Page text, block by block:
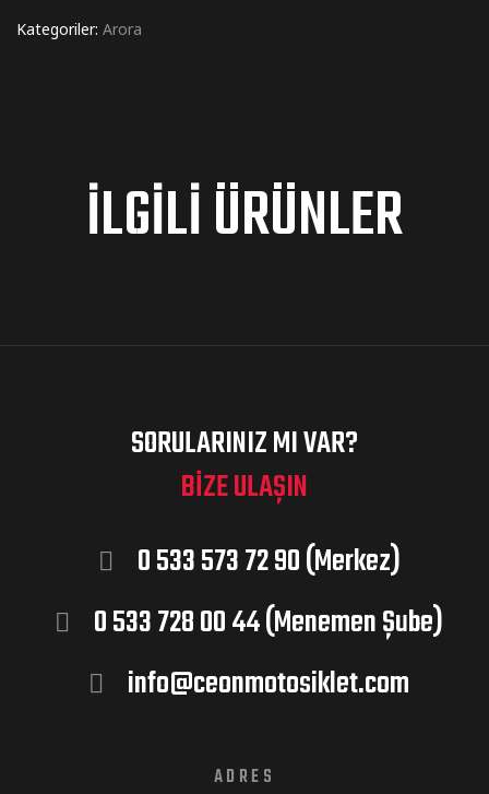
Kategoriler: Arora
İLGILI ÜRÜNLER
SORULARINIZ MI VAR?
BIZE ULAŞIN
0 533 573 72 90 (Merkez)
0 533 728 00 44 (Menemen Şube)
info@ceonmotosiklet.com
ADRES